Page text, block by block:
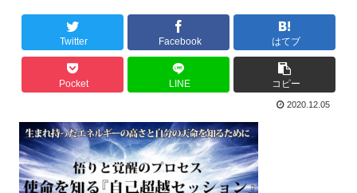
Twitter Facebook はてブ
Pocket LINE コピー
2020.12.05